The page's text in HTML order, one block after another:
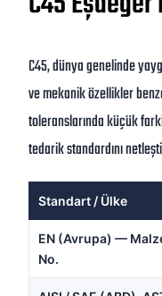
C45, dünya genelinde
ve mekanik özellikler
toleranslarında küçük
tedarik standardını
Standart / Ülke
EN (Avrupa) —
No.